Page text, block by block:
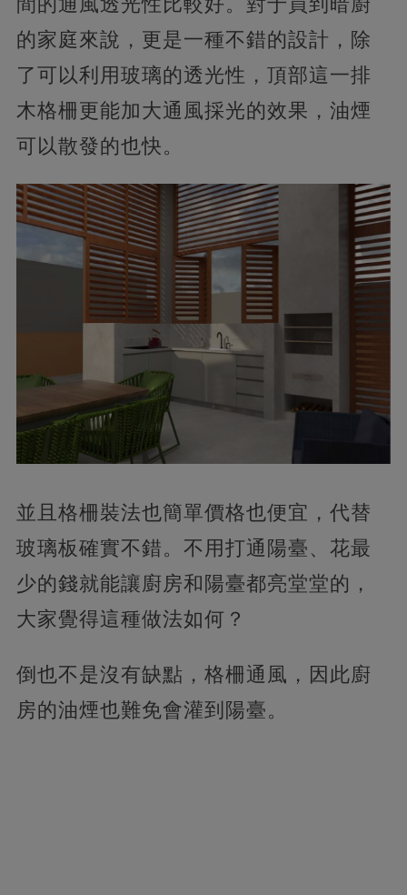
的家庭來說，更是一種不錯的設計，除
了可以利用玻璃的透光性，頂部這一排
木格柵更能加大通風採光的效果，油煙
可以散發的也快。
並且格柵裝法也簡單價格也便宜，代替
玻璃板確實不錯。不用打通陽臺、花最
少的錢就能讓廚房和陽臺都亮堂堂的，
大家覺得這種做法如何？
倒也不是沒有缺點，格柵通風，因此廚
房的油煙也難免會灌到陽臺。